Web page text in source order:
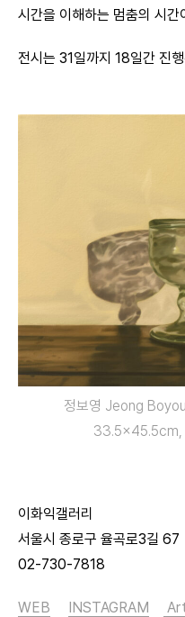
시간을 이해하는 멈춤의 시간
전시는 31일까지 18일간 진
정보영 Jeong
33.5×45.5cm,
이화익갤러리
서울시 종로구 율곡로3길 67
02-730-7818
WEB INSTAGRAM